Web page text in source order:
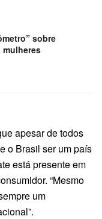
sobre
mulheres
apesar de todos
o Brasil ser um país
está presente em
“Mesmo
um